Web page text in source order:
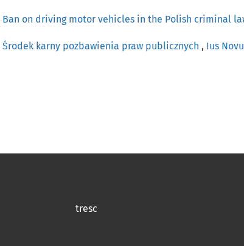
Ban on driving motor vehicles in the Polish criminal
Środek karny pozbawienia praw publicznych , Ius
tresc